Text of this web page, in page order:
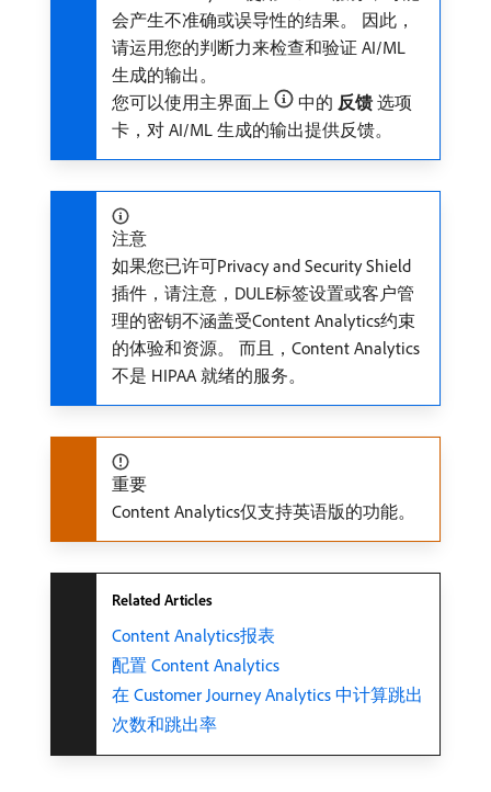
会产生不准确或误导性的结果。 因此，
请运用您的判断力来检查和验证 AI/ML
生成的输出。
您可以使用主界面上
中的​ 反馈 ​选项
卡，对 AI/ML 生成的输出提供反馈。
注意
如果您已许可Privacy and Security Shield
插件，请注意，DULE标签设置或客户管
理的密钥不涵盖受Content Analytics约束
的体验和资源。 而且，Content Analytics
不是 HIPAA 就绪的服务。
重要
Content Analytics仅支持英语版的功能。
Related Articles
Content Analytics报表
配置 Content Analytics
在 Customer Journey Analytics 中计算跳出
次数和跳出率